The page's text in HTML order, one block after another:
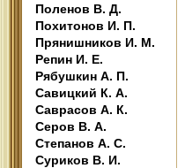
Поленов В. Д.
Похитонов И. П.
Прянишников И. М.
Репин И. Е.
Рябушкин А. П.
Савицкий К. А.
Саврасов А. К.
Серов В. А.
Степанов А. С.
Суриков В. И.